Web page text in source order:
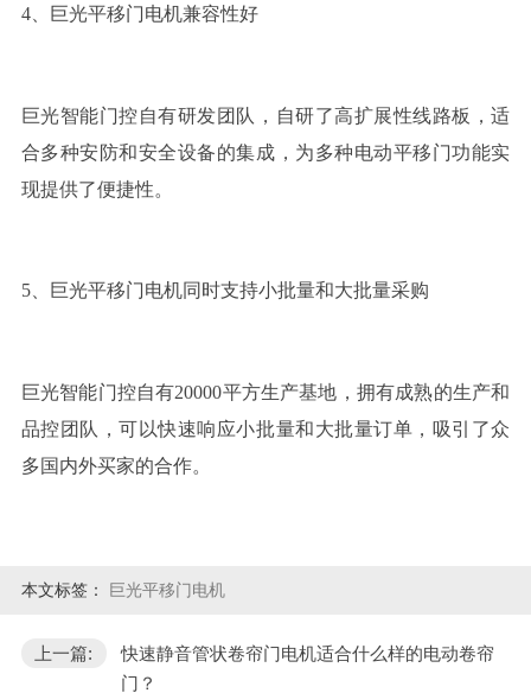
4、巨光平移门电机兼容性好
巨光智能门控自有研发团队，自研了高扩展性线路板，适
合多种安防和安全设备的集成，为多种电动平移门功能实
现提供了便捷性。
5、巨光平移门电机同时支持小批量和大批量采购
巨光智能门控自有20000平方生产基地，拥有成熟的生产和
品控团队，可以快速响应小批量和大批量订单，吸引了众
多国内外买家的合作。
本文标签： 巨光平移门电机
上一篇:
快速静音管状卷帘门电机适合什么样的电动卷帘
门？